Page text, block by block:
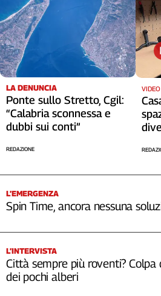
LA DENUNCIA
Ponte sullo Stretto, Cgil:
“Calabria sconnessa e
dubbi sui conti”
REDAZIONE
VIDEO
L’EMERGENZA
Spin Time, ancora nessuna
L’INTERVISTA
Città sempre più roventi?
dei pochi alberi